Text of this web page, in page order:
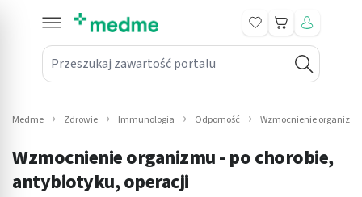
Przeszukaj zawartość portalu
Koszyk
submenu: Leki na receptę
submenu: Mama i dziecko
Medme Zdrowie Immunologia Odporność Wzmocnienie
Wzmocnienie organizmu - po chorobie,
antybiotyku, operacji